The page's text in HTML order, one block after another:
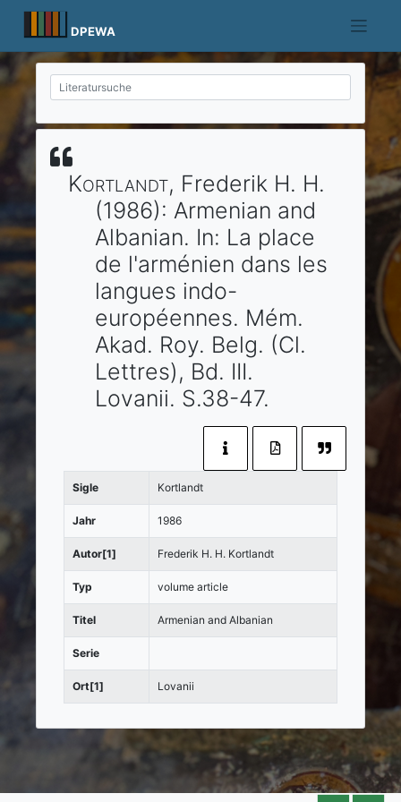
content
DPEWA
Kortlandt, Frederik H. H.
(1986): Armenian and
Albanian. In: La place
de l'arménien dans les
langues indo-
européennes. Mém.
Akad. Roy. Belg. (Cl.
Lettres), Bd. III.
Lovanii. S.38-47.
Sigle Kortlandt
Jahr 1986
Autor[1] Frederik H. H. Kortlandt
Typ volume article
Titel Armenian and Albanian
Serie
Ort[1] Lovanii